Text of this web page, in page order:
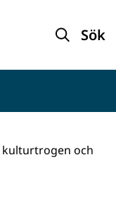
Sök
kulturtrogen och